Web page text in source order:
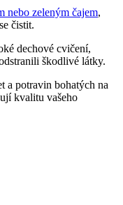
nebo zeleným čajem,
čistit.
dechové cvičení,
škodlivé látky.
a potravin bohatých na
kvalitu vašeho